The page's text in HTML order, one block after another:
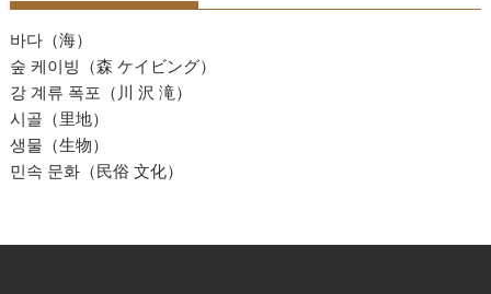
바다（海）
숲 케이빙（森 ケイビング）
강 계류 폭포（川 沢 滝）
시골（里地）
생물（生物）
민속 문화（民俗 文化）